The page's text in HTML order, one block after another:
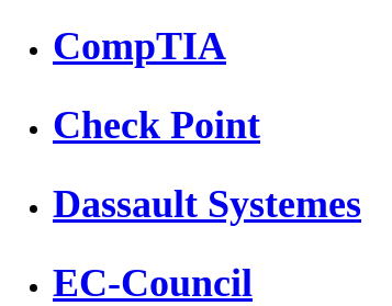
CompTIA
Check Point
Dassault Systemes
EC-Council